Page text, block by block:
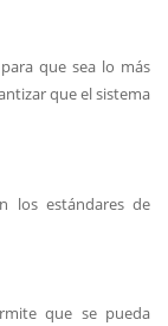
que sea lo más
que el sistema
los estándares de
que se pueda